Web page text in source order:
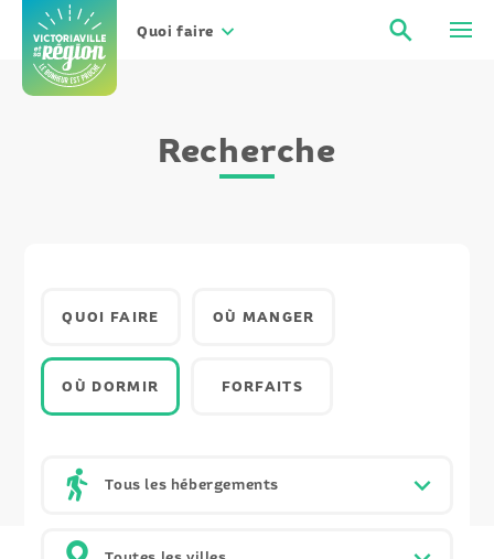
contenu
Quoi faire
Recherche